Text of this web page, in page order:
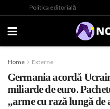
Politica editorială
Home Externe
Germania acordă
miliarde de euro.
„arme cu rază lungă de